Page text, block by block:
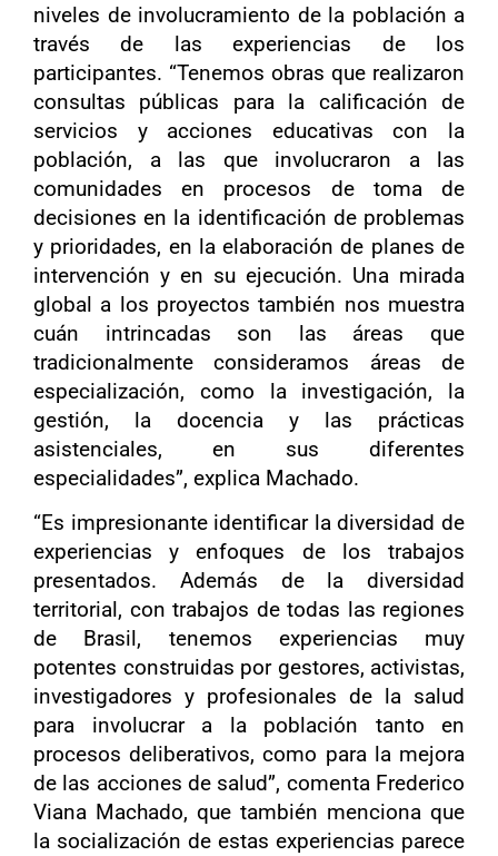
niveles de involucramiento de la población a
través de las experiencias de los
participantes. “Tenemos obras que realizaron
consultas públicas para la calificación de
servicios y acciones educativas con la
población, a las que involucraron a las
comunidades en procesos de toma de
decisiones en la identificación de problemas
y prioridades, en la elaboración de planes de
intervención y en su ejecución. Una mirada
global a los proyectos también nos muestra
cuán intrincadas son las áreas que
tradicionalmente consideramos áreas de
especialización, como la investigación, la
gestión, la docencia y las prácticas
asistenciales, en sus diferentes
especialidades”, explica Machado.
“Es impresionante identificar la diversidad de
experiencias y enfoques de los trabajos
presentados. Además de la diversidad
territorial, con trabajos de todas las regiones
de Brasil, tenemos experiencias muy
potentes construidas por gestores, activistas,
investigadores y profesionales de la salud
para involucrar a la población tanto en
procesos deliberativos, como para la mejora
de las acciones de salud”, comenta Frederico
Viana Machado, que también menciona que
la socialización de estas experiencias parece